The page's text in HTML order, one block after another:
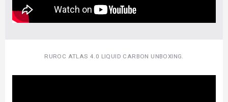
RUROC ATLAS 4.0 LIQUID CARBON UNBOXING.